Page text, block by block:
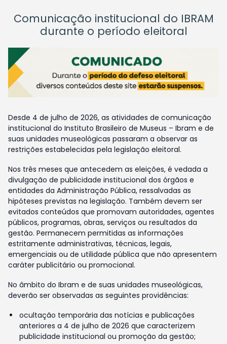
Comunicação institucional do IBRAM
durante o período eleitoral
Desde 4 de julho de 2026, as atividades de comunicação
institucional do Instituto Brasileiro de Museus – Ibram e de
suas unidades museológicas passaram a observar as
restrições estabelecidas pela legislação eleitoral.
Nos três meses que antecedem as eleições, é vedada a
divulgação de publicidade institucional dos órgãos e
entidades da Administração Pública, ressalvadas as
hipóteses previstas na legislação. Também devem ser
evitados conteúdos que promovam autoridades, agentes
públicos, programas, obras, serviços ou resultados da
gestão. Permanecem permitidas as informações
estritamente administrativas, técnicas, legais,
emergenciais ou de utilidade pública que não apresentem
caráter publicitário ou promocional.
No âmbito do Ibram e de suas unidades museológicas,
deverão ser observadas as seguintes providências:
ocultação temporária das notícias e publicações
anteriores a 4 de julho de 2026 que caracterizem
publicidade institucional ou promoção da gestão;